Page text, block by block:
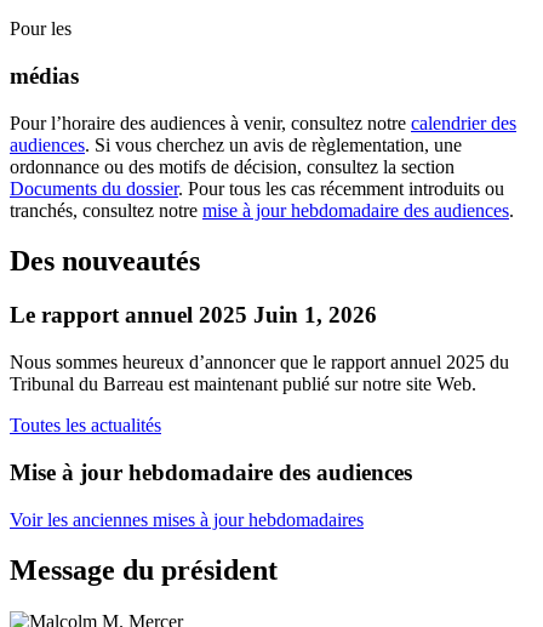
Pour les
médias
Pour l’horaire des audiences à venir, consultez notre calendrier des
audiences. Si vous cherchez un avis de règlementation, une
ordonnance ou des motifs de décision, consultez la section
Documents du dossier. Pour tous les cas récemment introduits ou
tranchés, consultez notre mise à jour hebdomadaire des audiences.
Des nouveautés
Le rapport annuel 2025​ Juin 1, 2026
Nous sommes heureux d’annoncer que le rapport annuel 2025 du
Tribunal du Barreau est maintenant publié sur notre site Web.
Toutes les actualités
Mise à jour hebdomadaire des audiences ​
Voir les anciennes mises à jour hebdomadaires
Message du président